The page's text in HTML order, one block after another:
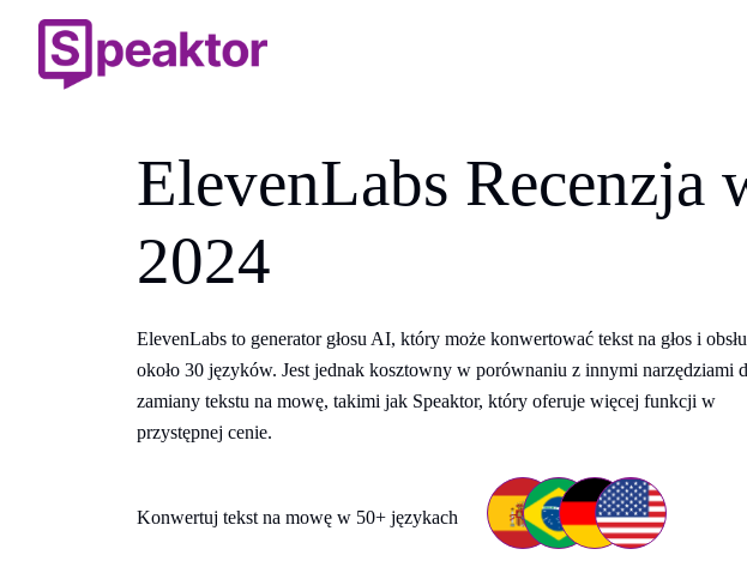
ElevenLabs Recenzja
2024
ElevenLabs to generator głosu AI, który może konwertować tekst na głos i
około 30 języków. Jest jednak kosztowny w porównaniu z innymi narzędziami
zamiany tekstu na mowę, takimi jak Speaktor, który oferuje więcej funkcji w
przystępnej cenie.
Konwertuj tekst na mowę w 50+ językach